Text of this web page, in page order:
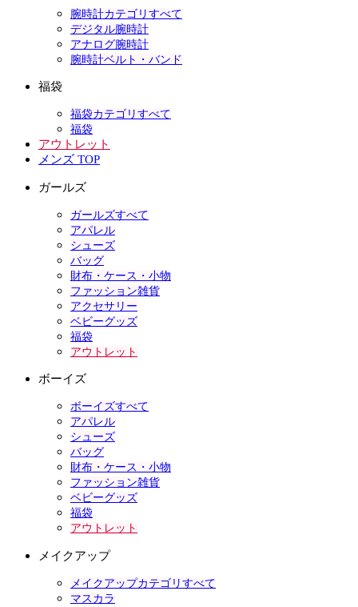
腕時計カテゴリすべて
デジタル腕時計
アナログ腕時計
腕時計ベルト・バンド
福袋
福袋カテゴリすべて
福袋
アウトレット
メンズ TOP
ガールズ
ガールズすべて
アパレル
シューズ
バッグ
財布・ケース・小物
ファッション雑貨
アクセサリー
ベビーグッズ
福袋
アウトレット
ボーイズ
ボーイズすべて
アパレル
シューズ
バッグ
財布・ケース・小物
ファッション雑貨
ベビーグッズ
福袋
アウトレット
メイクアップ
メイクアップカテゴリすべて
マスカラ